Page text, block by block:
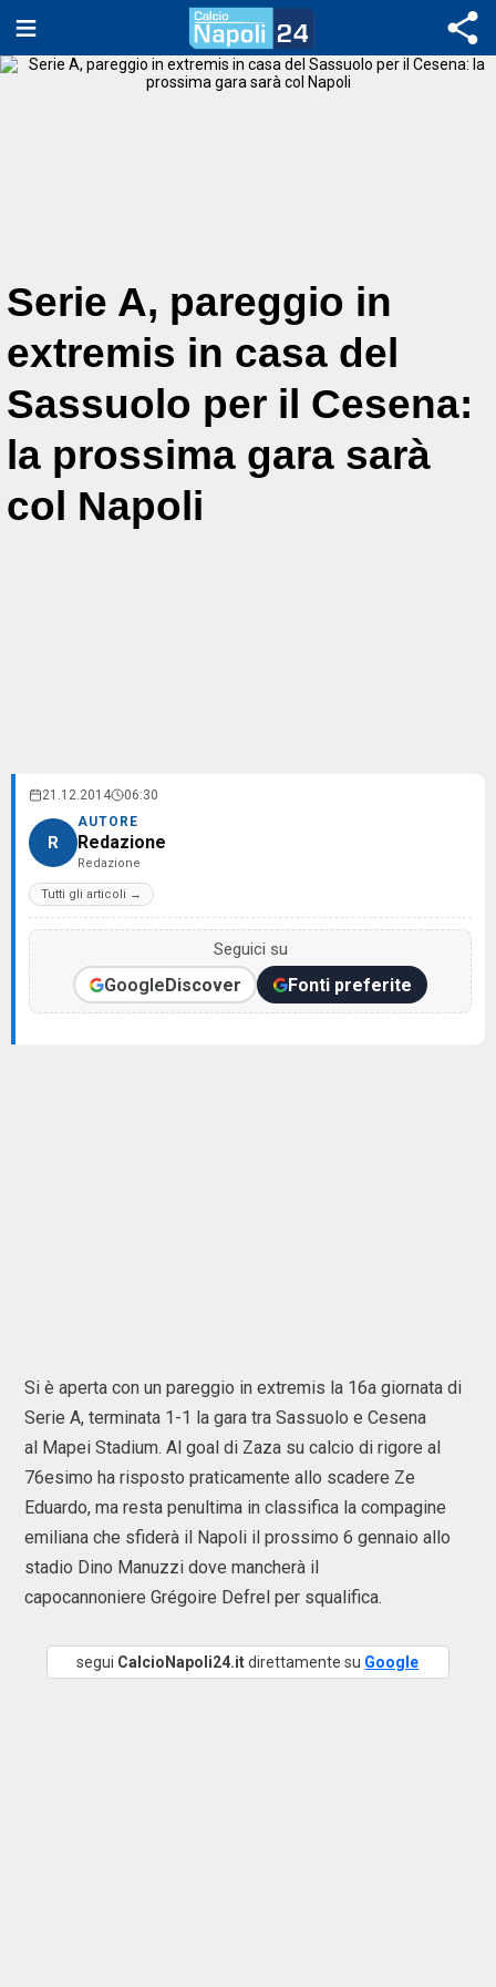
Serie A, pareggio in
extremis in casa del
Sassuolo per il Cesena:
la prossima gara sarà
col Napoli
21.12.2014 06:30
R
AUTORE
Redazione
Redazione
Tutti gli articoli →
Seguici su
GoogleDiscover Fonti preferite
Si è aperta con un pareggio in extremis la 16a giornata di
Serie A, terminata 1-1 la gara tra Sassuolo e Cesena
al Mapei Stadium. Al goal di Zaza su calcio di rigore al
76esimo ha risposto praticamente allo scadere Ze
Eduardo, ma resta penultima in classifica la compagine
emiliana che sfiderà il Napoli il prossimo 6 gennaio allo
stadio Dino Manuzzi dove mancherà il
capocannoniere Grégoire Defrel per squalifica.
segui CalcioNapoli24.itdirettamente su Google